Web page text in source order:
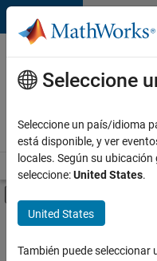
Saltar al contenido
Ofertas
de
empleo
MathWorks
Visión general Búsqueda de
Contenido principal
FILTRADO POR
Seleccione
Seleccione un país/idioma
está disponible, y ver
locales. Según su
seleccione:United States.
United States
También puede